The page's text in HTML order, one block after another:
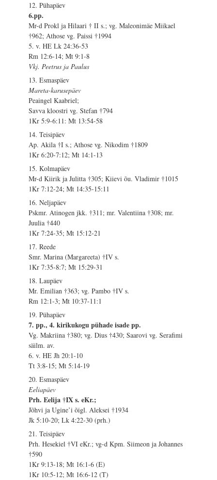
12. Pühapäev
6.pp.
Mr-d Prokl ja Hilaari † II s.; vg. Maleonimäe Miikael
†962; Athose vg. Paissi †1994
5. v. HE Lk 24:36-53
Rm 12:6-14; Mt 9:1-8
Vkj. Peetrus ja Paulus
13. Esmaspäev
Mareta-karusepäev
Peaingel Kaabriel;
Savva kloostri vg. Stefan †794
1Kr 5:9-6:11: Mt 13:54-58
14. Teisipäev
Ap. Akila †I s.; Athose vg. Nikodim †1809
1Kr 6:20-7:12; Mt 14:1-13
15. Kolmapäev
Mr-d Kiirik ja Julitta †305; Kiievi õu. Vladimir †1015
1Kr 7:12-24; Mt 14:35-15:11
16. Neljapäev
Pskmr. Atinogen jkk. †311; mr. Valentiina †308; mr.
Juulia †440
1Kr 7:24-35; Mt 15:12-21
17. Reede
Smr. Marina (Margareeta) †IV s.
1Kr 7:35-8:7; Mt 15:29-31
18. Laupäev
Mr. Emilian †363; vg. Pambo †IV s.
Rm 12:1-3; Mt 10:37-11:1
19. Pühapäev
7. pp., 4. kirikukogu pühade isade pp.
Vg. Makriina †380; vg. Dius †430; Saarovi vg. Serafimi
säilm. av.
6. v. HE Jh 20:1-10
Tt 3:8-15; Mt 5:14-19
20. Esmaspäev
Eeliapäev
Prh. Eelija †IX s. eKr.;
Jõhvi ja Ugine’i õigl. Aleksei †1934
Jk 5:10-20; Lk 4:22-30 (prh.)
21. Teisipäev
Prh. Hesekiel †VI eKr.; vg-d Kpm. Siimeon ja Johannes
†590
1Kr 9:13-18; Mt 16:1-6 (E)
1Kr 10:5-12; Mt 16:6-12 (T)